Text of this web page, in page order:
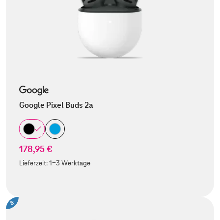
Google Pixel Buds 2a
178,95 €
Lieferzeit:1-3 Werktage
%